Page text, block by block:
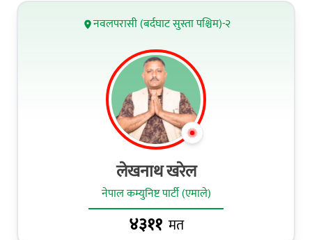
नवलपरासी (बर्दघाट सुस्ता पश्चिम)-२
लेखनाथ खरेल
नेपाल कम्युनिष्ट पार्टी (एमाले)
४३११ मत